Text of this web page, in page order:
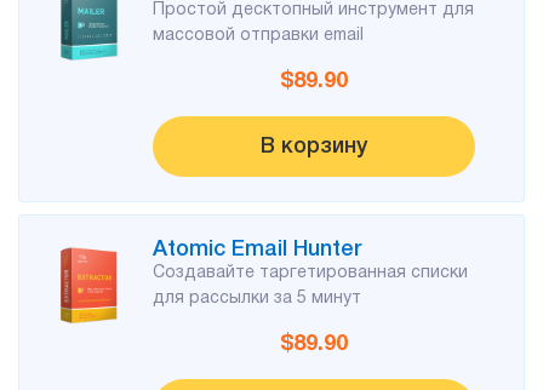
Atomic Email Hunter
Atomic Email Logger
Для
списков
рассылки
Простой десктопный инструмент для
массовой отправки email
$89.90
В корзину
Atomic Email Hunter
Создавайте таргетированная списки
для рассылки за 5 минут
$89.90